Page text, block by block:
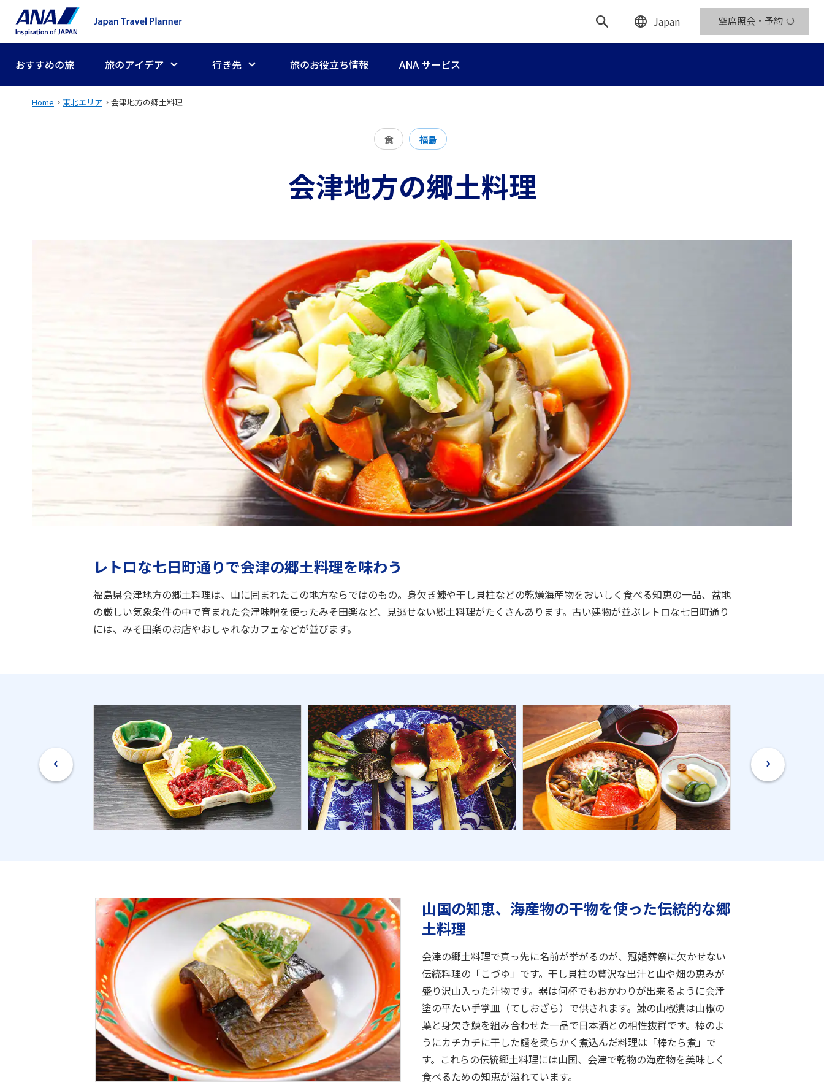
Japan 空席照会・予約
おすすめの旅 旅のアイデア 行き先 旅のお役立ち情報 ANA サービス
Home 東北エリア 会津地方の郷土料理
食 福島
会津地方の郷土料理
レトロな七日町通りで会津の郷土料理を味わう
福島県会津地方の郷土料理は、山に囲まれたこの地方ならではのもの。身欠き鰊や干し貝柱などの乾燥海産物をおいしく食べる知恵の一品、盆地
の厳しい気象条件の中で育まれた会津味噌を使ったみそ田楽など、見逃せない郷土料理がたくさんあります。古い建物が並ぶレトロな七日町通り
には、みそ田楽のお店やおしゃれなカフェなどが並びます。
山国の知恵、海産物の干物を使った伝統的な郷
土料理
会津の郷土料理で真っ先に名前が挙がるのが、冠婚葬祭に欠かせない
伝統料理の「こづゆ」です。干し貝柱の贅沢な出汁と山や畑の恵みが
盛り沢山入った汁物です。器は何杯でもおかわりが出来るように会津
塗の平たい手掌皿（てしおざら）で供されます。鰊の山椒漬は山椒の
葉と身欠き鰊を組み合わせた一品で日本酒との相性抜群です。棒のよ
うにカチカチに干した鱈を柔らかく煮込んだ料理は「棒たら煮」で
す。これらの伝統郷土料理には山国、会津で乾物の海産物を美味しく
食べるための知恵が溢れています。